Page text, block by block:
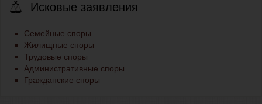
Исковые заявления
Семейные споры
Жилищные споры
Трудовые споры
Административные споры
Гражданские споры